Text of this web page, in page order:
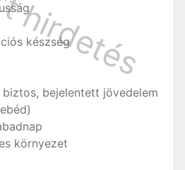
készség
biztos, bejelentett jövedelem
környezet